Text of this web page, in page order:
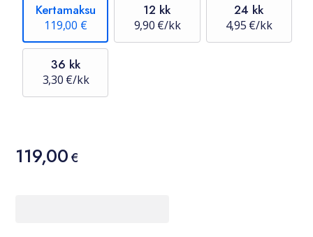
Kertamaksu
119,00 €
12 kk
9,90 €/kk
24 kk
4,95 €/kk
36 kk
3,30 €/kk
Hinta
119,00 €
119,00€